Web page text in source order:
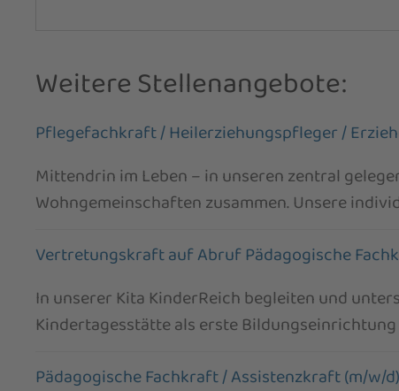
Weitere Stellenangebote:
Pflegefachkraft / Heilerziehungspfleger /
Mittendrin im Leben – in unseren zentral
Wohngemeinschaften zusammen. Unsere
Vertretungskraft auf Abruf Pädagogische
In unserer Kita KinderReich begleiten und
Kindertagesstätte als erste Bildungseinrichtung
Pädagogische Fachkraft / Assistenzkraft (m/w/d)